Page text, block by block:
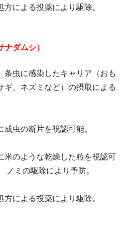
方による投薬により駆除。
ナダムシ）
条虫に感染したキャリア（おも
ギ、ネズミなど）の摂取による
成虫の断片を視認可能。
米のような乾燥した粒を視認可
ノミの駆除により予防。
方による投薬により駆除。